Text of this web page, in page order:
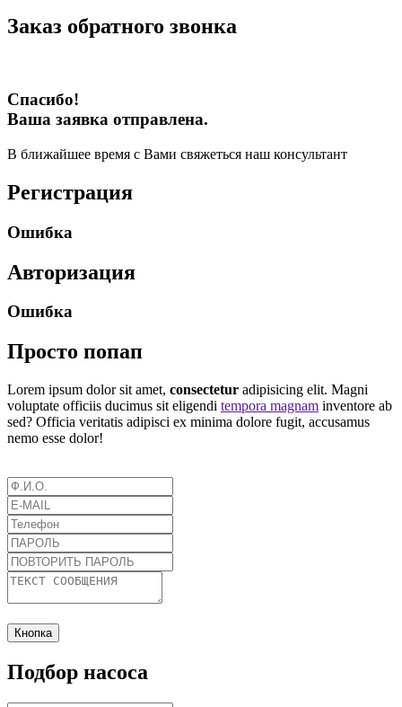
Заказ обратного звонка
Спасибо!
Ваша заявка отправлена.
В ближайшее время с Вами свяжеться наш консультант
Регистрация
Ошибка
Авторизация
Ошибка
Просто попап
Lorem ipsum dolor sit amet, consectetur adipisicing elit. Magni
voluptate officiis ducimus sit eligendi tempora magnam inventore ab
sed? Officia veritatis adipisci ex minima dolore fugit, accusamus
nemo esse dolor!
Кнопка
Подбор насоса